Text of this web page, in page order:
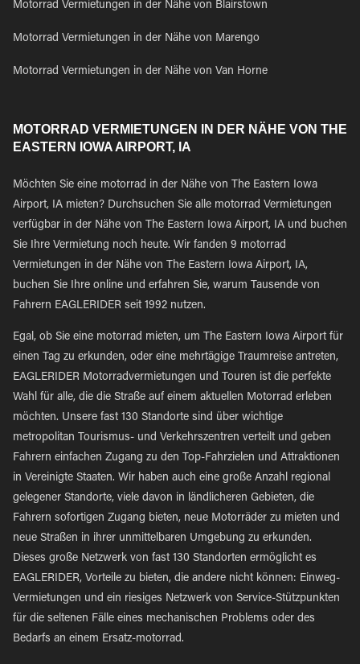
Motorrad Vermietungen in der Nähe von Blairstown
Motorrad Vermietungen in der Nähe von Marengo
Motorrad Vermietungen in der Nähe von Van Horne
MOTORRAD VERMIETUNGEN IN DER NÄHE VON THE
EASTERN IOWA AIRPORT, IA
Möchten Sie eine motorrad in der Nähe von The Eastern Iowa
Airport, IA mieten? Durchsuchen Sie alle motorrad Vermietungen
verfügbar in der Nähe von The Eastern Iowa Airport, IA und buchen
Sie Ihre Vermietung noch heute. Wir fanden 9 motorrad
Vermietungen in der Nähe von The Eastern Iowa Airport, IA,
buchen Sie Ihre online und erfahren Sie, warum Tausende von
Fahrern EAGLERIDER seit 1992 nutzen.
Egal, ob Sie eine motorrad mieten, um The Eastern Iowa Airport für
einen Tag zu erkunden, oder eine mehrtägige Traumreise antreten,
EAGLERIDER Motorradvermietungen und Touren ist die perfekte
Wahl für alle, die die Straße auf einem aktuellen Motorrad erleben
möchten. Unsere fast 130 Standorte sind über wichtige
metropolitan Tourismus- und Verkehrszentren verteilt und geben
Fahrern einfachen Zugang zu den Top-Fahrzielen und Attraktionen
in Vereinigte Staaten. Wir haben auch eine große Anzahl regional
gelegener Standorte, viele davon in ländlicheren Gebieten, die
Fahrern sofortigen Zugang bieten, neue Motorräder zu mieten und
neue Straßen in ihrer unmittelbaren Umgebung zu erkunden.
Dieses große Netzwerk von fast 130 Standorten ermöglicht es
EAGLERIDER, Vorteile zu bieten, die andere nicht können: Einweg-
Vermietungen und ein riesiges Netzwerk von Service-Stützpunkten
für die seltenen Fälle eines mechanischen Problems oder des
Bedarfs an einem Ersatz-motorrad.